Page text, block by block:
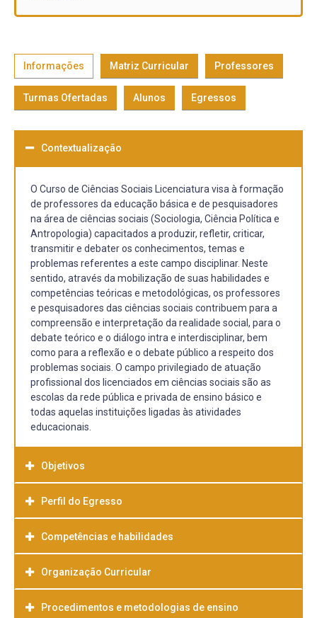
Informações Matriz Curricular Professores
Turmas Ofertadas Alunos Egressos
Contextualização
O Curso de Ciências Sociais Licenciatura visa à formação
de professores da educação básica e de pesquisadores
na área de ciências sociais (Sociologia, Ciência Política e
Antropologia) capacitados a produzir, refletir, criticar,
transmitir e debater os conhecimentos, temas e
problemas referentes a este campo disciplinar. Neste
sentido, através da mobilização de suas habilidades e
competências teóricas e metodológicas, os professores
e pesquisadores das ciências sociais contribuem para a
compreensão e interpretação da realidade social, para o
debate teórico e o diálogo intra e interdisciplinar, bem
como para a reflexão e o debate público a respeito dos
problemas sociais. O campo privilegiado de atuação
profissional dos licenciados em ciências sociais são as
escolas da rede pública e privada de ensino básico e
todas aquelas instituições ligadas às atividades
educacionais.
Objetivos
a. GERAL:
Formar professores de ciências sociais para a educação
básica com base no desenvolvimento da capacidade
crítica e investigativa, da autonomia intelectual, do
compromisso social, estimulando esses professores a
intervirem de forma qualificada na melhoria da ensino
cidadania.
Perfil do Egresso
O Curso de Ciências Sociais Licenciatura visa à formação
de professores da educação básica e de pesquisadores
na área de ciências sociais (Sociologia, Ciência Política e
Antropologia) capacitados a produzir, refletir, criticar,
transmitir e debater os conhecimentos, temas e
problemas referentes a este campo disciplinar. Neste
Competências e habilidades
Diante destas considerações o curso deverá desenvolver:
a) capacidade de analisar e interpretar a realidade social,
política e cultural do país; b) disposição para refletir sobre
Organização Curricular
http://wp.ufpel.edu.br/cienciassociais/projeto-politico-
Procedimentos e metodologias de ensino